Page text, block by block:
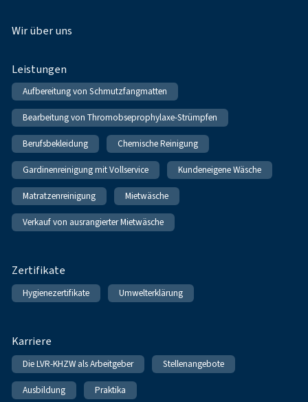
Fußnavigation
Wir über uns
Leistungen
Aufbereitung von Schmutzfangmatten
Bearbeitung von Thromobseprophylaxe-Strümpfen
Berufsbekleidung Chemische Reinigung
Gardinenreinigung mit Vollservice Kundeneigene Wäsche
Matratzenreinigung Mietwäsche
Verkauf von ausrangierter Mietwäsche
Zertifikate
Hygienezertifikate Umwelterklärung
Karriere
Die LVR-KHZW als Arbeitgeber Stellenangebote
Ausbildung Praktika